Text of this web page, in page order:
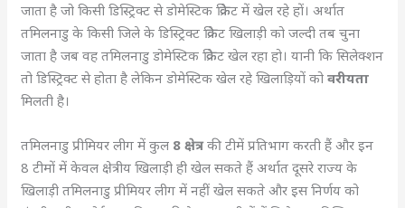
जाता है जो किसी डिस्ट्रिक्ट से डोमेस्टिक क्रिकेट में खेल रहे हों। अर्थात
तमिलनाडु के किसी जिले के डिस्ट्रिक्ट क्रिकेट खिलाड़ी को जल्दी तब चुना
जाता है जब वह तमिलनाडु डोमेस्टिक क्रिकेट खेल रहा हो। यानी कि सिलेक्शन
तो डिस्ट्रिक्ट से होता है लेकिन डोमेस्टिक खेल रहे खिलाड़ियों कोवरीयता
मिलती है।
तमिलनाडु प्रीमियर लीग में कुल 8 क्षेत्रकी टीमें प्रतिभाग करती हैं और इन
8 टीमों में केवल क्षेत्रीय खिलाड़ी ही खेल सकते हैं अर्थात दूसरे राज्य के
खिलाड़ी तमिलनाडु प्रीमियर लीग में नहीं खेल सकते और इस निर्णय को